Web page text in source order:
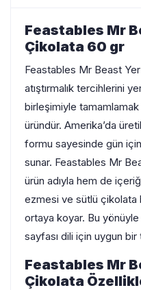
Feastables Mr
Çikolata 60 gr
Feastables Mr Beast Yer
atıştırmalık tercihlerini
birleşimiyle
üründür. Amerika’da
formu sayesinde gün
sunar. Feastables Mr
ürün adıyla hem de
ezmesi ve sütlü çikolata
ortaya koyar. Bu yönüyle
sayfası dili için uygun
Feastables Mr
Çikolata